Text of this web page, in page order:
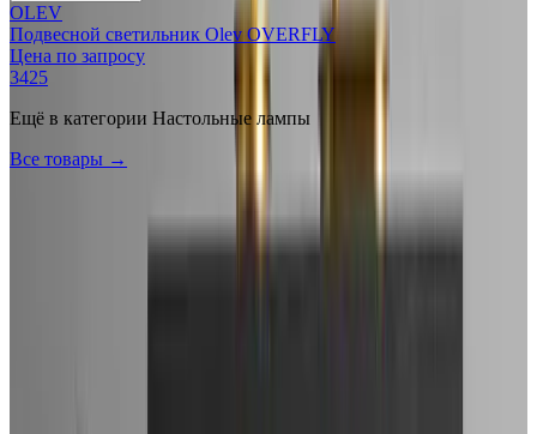
OLEV
Подвесной светильник Olev OVERFLY
Цена по запросу
3425
Ещё в категории Настольные лампы
Все товары →